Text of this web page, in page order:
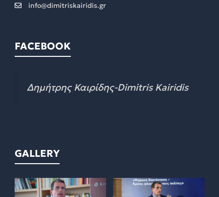
info@dimitriskairidis.gr
FACEBOOK
Δημήτρης Καιρίδης-Dimitris Kairidis
GALLERY